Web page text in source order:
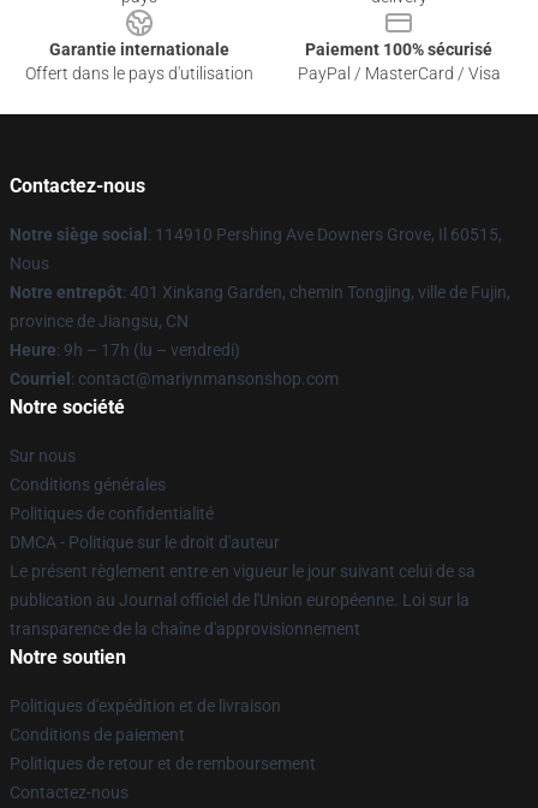
Garantie internationale
Offert dans le pays d'utilisation
Paiement 100% sécurisé
PayPal / MasterCard / Visa
Contactez-nous
Notre siège social : 114910 Pershing Ave Downers Grove, Il 60515,
Nous
Notre entrepôt: 401 Xinkang Garden, chemin Tongjing, ville de Fujin,
province de Jiangsu, CN
Heure: 9h – 17h (lu – vendredi)
Courriel : contact@mariynmansonshop.com
Notre société
Sur nous
Conditions générales
Politiques de confidentialité
DMCA - Politique sur le droit d'auteur
Le présent règlement entre en vigueur le jour suivant celui de sa
publication au Journal officiel de l'Union européenne. Loi sur la
transparence de la chaîne d'approvisionnement
Notre soutien
Politiques d'expédition et de livraison
Conditions de paiement
Politiques de retour et de remboursement
Contactez-nous